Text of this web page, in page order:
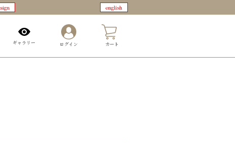
english
ギャラリー ログイン カート